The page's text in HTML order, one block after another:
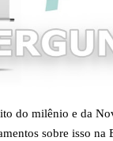
do milênio e da
sobre isso na